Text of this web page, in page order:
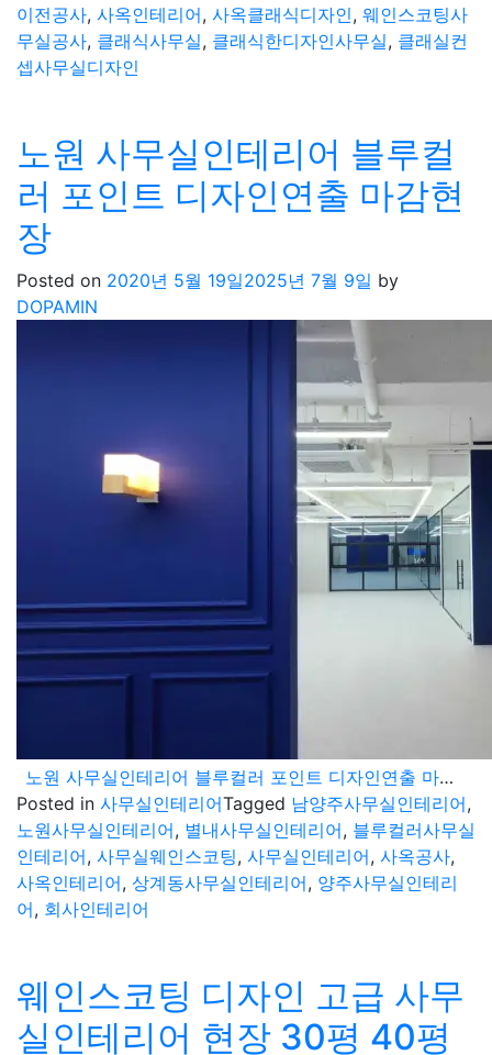
이전공사, 사옥인테리어, 사옥클래식디자인, 웨인스코팅사
무실공사, 클래식사무실, 클래식한디자인사무실, 클래실컨
셉사무실디자인
노원 사무실인테리어 블루컬
러 포인트 디자인연출 마감현
장
Posted on 2020년 5월 19일2025년 7월 9일 by
DOPAMIN
노원 사무실인테리어 블루컬러 포인트 디자인연출 마감현장
Posted in 사무실인테리어Tagged 남양주사무실인테리어,
노원사무실인테리어, 별내사무실인테리어, 블루컬러사무실
인테리어, 사무실웨인스코팅, 사무실인테리어, 사옥공사,
사옥인테리어, 상계동사무실인테리어, 양주사무실인테리
어, 회사인테리어
웨인스코팅 디자인 고급 사무
실인테리어 현장 30평 40평